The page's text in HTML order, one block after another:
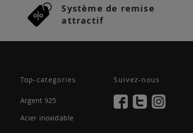
Système de remise
attractif
Top-categories
Argent 925
Acier inoxidable
Suivez-nous